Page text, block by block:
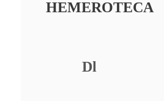
HEMEROTECA
Dl